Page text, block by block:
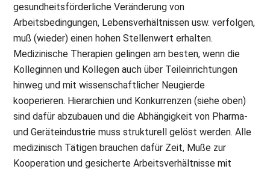
gesundheitsförderliche Veränderung von
Arbeitsbedingungen, Lebensverhältnissen usw. verfolgen,
muß (wieder) einen hohen Stellenwert erhalten.
Medizinische Therapien gelingen am besten, wenn die
Kolleginnen und Kollegen auch über Teileinrichtungen
hinweg und mit wissenschaftlicher Neugierde
kooperieren. Hierarchien und Konkurrenzen (siehe oben)
sind dafür abzubauen und die Abhängigkeit von Pharma-
und Geräteindustrie muss strukturell gelöst werden. Alle
medizinisch Tätigen brauchen dafür Zeit, Muße zur
Kooperation und gesicherte Arbeitsverhältnisse mit